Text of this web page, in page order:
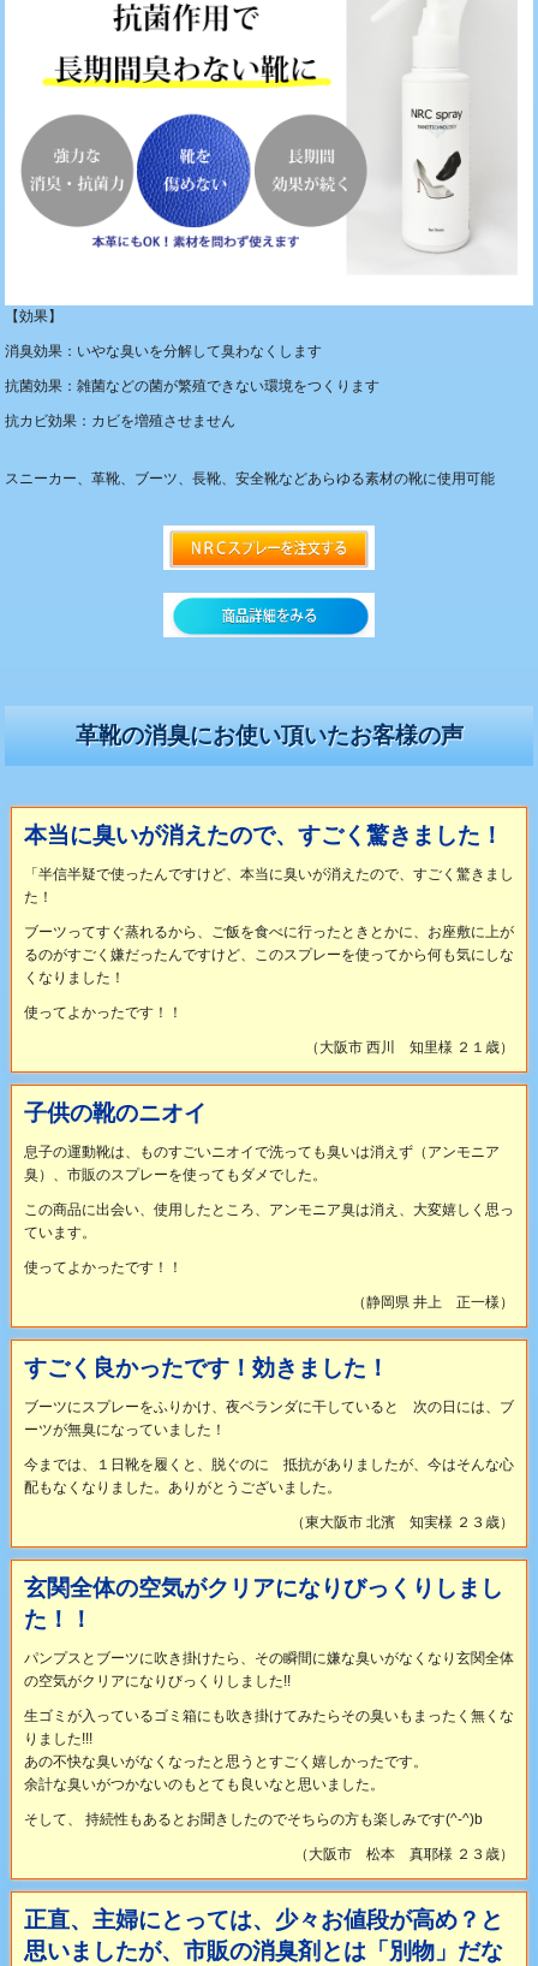
【効果】
消臭効果：いやな臭いを分解して臭わなくします
抗菌効果：雑菌などの菌が繁殖できない環境をつくります
抗カビ効果：カビを増殖させません
スニーカー、革靴、ブーツ、長靴、安全靴などあらゆる素材の靴に使用可能
革靴の消臭にお使い頂いたお客様の声
本当に臭いが消えたので、すごく驚きました！
「半信半疑で使ったんですけど、本当に臭いが消えたので、すごく驚きまし
た！
ブーツってすぐ蒸れるから、ご飯を食べに行ったときとかに、お座敷に上が
るのがすごく嫌だったんですけど、このスプレーを使ってから何も気にしな
くなりました！
使ってよかったです！！
（大阪市 西川 知里様 ２１歳）
子供の靴のニオイ
息子の運動靴は、ものすごいニオイで洗っても臭いは消えず（アンモニア
臭）、市販のスプレーを使ってもダメでした。
この商品に出会い、使用したところ、アンモニア臭は消え、大変嬉しく思っ
ています。
使ってよかったです！！
（静岡県 井上 正一様）
すごく良かったです！効きました！
ブーツにスプレーをふりかけ、夜ベランダに干していると 次の日には、ブ
ーツが無臭になっていました！
今までは、１日靴を履くと、脱ぐのに 抵抗がありましたが、今はそんな心
配もなくなりました。ありがとうございました。
（東大阪市 北濱 知実様 ２３歳）
玄関全体の空気がクリアになりびっくりしまし
た！！
パンプスとブーツに吹き掛けたら、その瞬間に嫌な臭いがなくなり玄関全体
の空気がクリアになりびっくりしました!!
生ゴミが入っているゴミ箱にも吹き掛けてみたらその臭いもまったく無くな
りました!!!
あの不快な臭いがなくなったと思うとすごく嬉しかったです。
余計な臭いがつかないのもとても良いなと思いました。
そして、 持続性もあるとお聞きしたのでそちらの方も楽しみです(^-^)b
（大阪市 松本 真耶様 ２３歳）
正直、主婦にとっては、少々お値段が高め？と
思いましたが、市販の消臭剤とは「別物」だな